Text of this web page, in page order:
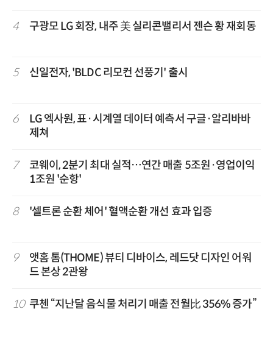
4 구광모 LG 회장, 내주 美 실리콘밸리서 젠슨 황 재회동
5 신일전자, 'BLDC 리모컨 선풍기' 출시
6
LG 엑사원, 표·시계열 데이터 예측서 구글·알리바바
제쳐
7
코웨이, 2분기 최대 실적…연간 매출 5조원·영업이익
1조원 '순항'
8 '셀트론 순환 체어' 혈액순환 개선 효과 입증
9
앳홈 톰(THOME) 뷰티 디바이스, 레드닷 디자인 어워
드 본상 2관왕
10 쿠첸 “지난달 음식물 처리기 매출 전월比 356% 증가”